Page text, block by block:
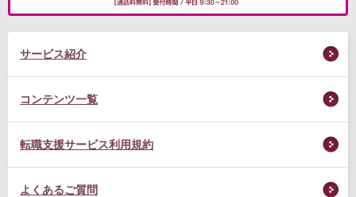
サービス紹介
コンテンツ一覧
転職支援サービス利用規約
よくあるご質問